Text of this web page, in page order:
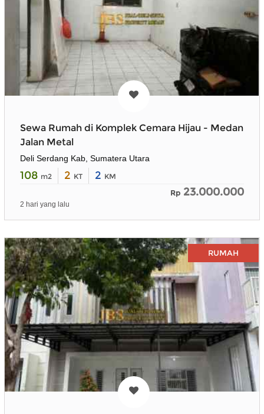
Sewa Rumah di Komplek Cemara Hijau - Medan
Jalan Metal
Deli Serdang Kab, Sumatera Utara
108 m2 2 KT 2 KM
Rp 23.000.000
2 hari yang lalu
RUMAH